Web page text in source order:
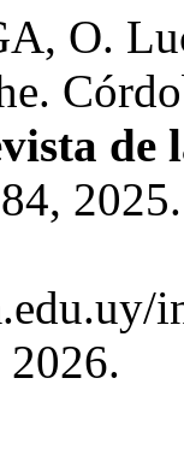
O.
de
2026.